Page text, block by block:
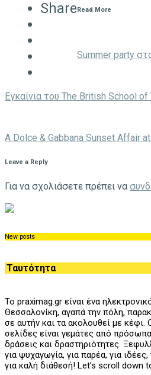
Share Read More
Summer party
Eγκαίνια του The British School
A Dolce & Gabbana Sunset Affair
Leave a Reply
Για να σχολιάσετε πρέπει να
New posts
Ταυτότητα
Το praximag.gr είναι ένα
Θεσσαλονίκη, αγαπά την πόλη,
σε αυτήν και τα ακολουθεί με κέφι.
σελίδες είναι γεμάτες από
δράσεις και δραστηριότητες.
για ψυχαγωγία, για παρέα, για
για καλή διάθεσή! Let’s scroll down